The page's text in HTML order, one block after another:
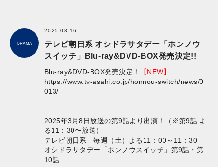
DRAMA
2025.03.16
テレビ朝日系 オシドラサタデー「ホンノウ
スイッチ」Blu-ray&DVD-BOX発売決定!!
Blu-ray&DVD-BOX発売決定！
【NEW】
​https://www.tv-asahi.co.jp/honnou-switch/news/0
013/
2025年3月8日放送の第9話より出演！（※第9話 よ
る11：30〜放送）
テレビ朝日系 毎週（土）よる11：00～11：30
オシドラサタデー「ホンノウスイッチ」第9話・第
10話